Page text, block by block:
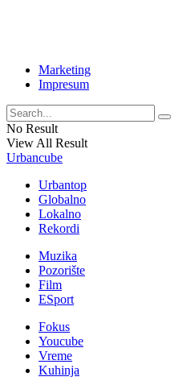
Marketing
Impresum
No Result
View All Result
Urbancube
Urbantop
Globalno
Lokalno
Rekordi
Muzika
Pozorište
Film
ESport
Fokus
Youcube
Vreme
Kuhinja